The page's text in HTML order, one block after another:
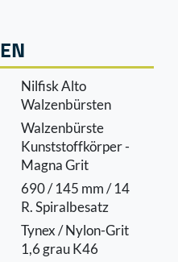
Nilfisk Alto
Walzenbürsten
Walzenbürste
Kunststoffkörper -
Magna Grit
690 / 145 mm / 14
R. Spiralbesatz
Tynex / Nylon-Grit
1,6 grau K46